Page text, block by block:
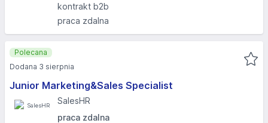
kontrakt b2b
praca zdalna
Junior Marketing&Sales Specialist
SalesHR
praca zdalna
Polecana
Dodana 3 sierpnia